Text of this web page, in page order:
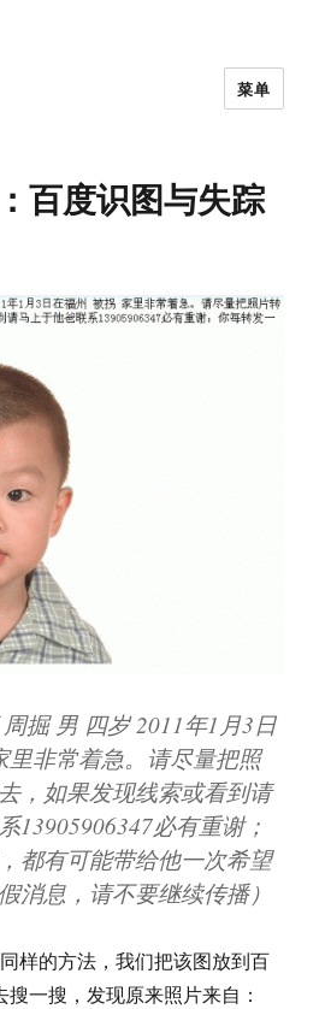
菜单
百度识图与失踪
掘 男 四岁 2011年1月3日
里非常着急。请尽量把照
，如果发现线索或看到请
13905906347必有重谢；
都有可能带给他一次希望
消息，请不要继续传播）
样的方法，我们把该图放到百
搜一搜，发现原来照片来自：